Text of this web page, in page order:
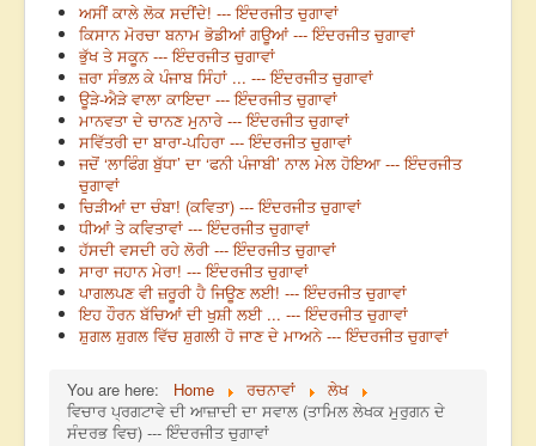
ਅਸੀਂ ਕਾਲੇ ਲੋਕ ਸਦੀਂਦੇ! --- ਇੰਦਰਜੀਤ ਚੁਗਾਵਾਂ
ਕਿਸਾਨ ਮੋਰਚਾ ਬਨਾਮ ਭੋਡੀਆਂ ਗਊਆਂ --- ਇੰਦਰਜੀਤ ਚੁਗਾਵਾਂ
ਭੁੱਖ ਤੇ ਸਕੂਨ --- ਇੰਦਰਜੀਤ ਚੁਗਾਵਾਂ
ਜ਼ਰਾ ਸੰਭਲ਼ ਕੇ ਪੰਜਾਬ ਸਿੰਹਾਂ ... --- ਇੰਦਰਜੀਤ ਚੁਗਾਵਾਂ
ਊੜੇ-ਐੜੇ ਵਾਲਾ ਕਾਇਦਾ --- ਇੰਦਰਜੀਤ ਚੁਗਾਵਾਂ
ਮਾਨਵਤਾ ਦੇ ਚਾਨਣ ਮੁਨਾਰੇ --- ਇੰਦਰਜੀਤ ਚੁਗਾਵਾਂ
ਸਵਿੱਤਰੀ ਦਾ ਬਾਰਾ-ਪਹਿਰਾ --- ਇੰਦਰਜੀਤ ਚੁਗਾਵਾਂ
ਜਦੋਂ ‘ਲਾਫਿੰਗ ਬੁੱਧਾ’ ਦਾ ‘ਫਨੀ ਪੰਜਾਬੀ’ ਨਾਲ ਮੇਲ ਹੋਇਆ --- ਇੰਦਰਜੀਤ
ਚੁਗਾਵਾਂ
ਚਿੜੀਆਂ ਦਾ ਚੰਬਾ! (ਕਵਿਤਾ) --- ਇੰਦਰਜੀਤ ਚੁਗਾਵਾਂ
ਧੀਆਂ ਤੇ ਕਵਿਤਾਵਾਂ --- ਇੰਦਰਜੀਤ ਚੁਗਾਵਾਂ
ਹੱਸਦੀ ਵਸਦੀ ਰਹੇ ਲੋਰੀ --- ਇੰਦਰਜੀਤ ਚੁਗਾਵਾਂ
ਸਾਰਾ ਜਹਾਨ ਮੇਰਾ! --- ਇੰਦਰਜੀਤ ਚੁਗਾਵਾਂ
ਪਾਗਲਪਣ ਵੀ ਜ਼ਰੂਰੀ ਹੈ ਜਿਊਣ ਲਈ! --- ਇੰਦਰਜੀਤ ਚੁਗਾਵਾਂ
ਇਹ ਹੌਰਨ ਬੱਚਿਆਂ ਦੀ ਖੁਸ਼ੀ ਲਈ ... --- ਇੰਦਰਜੀਤ ਚੁਗਾਵਾਂ
ਸ਼ੁਗਲ ਸ਼ੁਗਲ ਵਿੱਚ ਸ਼ੁਗਲੀ ਹੋ ਜਾਣ ਦੇ ਮਾਅਨੇ --- ਇੰਦਰਜੀਤ ਚੁਗਾਵਾਂ
You are here: Home ਰਚਨਾਵਾਂ
ਲੇਖ
ਵਿਚਾਰ ਪ੍ਰਗਟਾਵੇ ਦੀ ਆਜ਼ਾਦੀ ਦਾ ਸਵਾਲ (ਤਾਮਿਲ ਲੇਖਕ ਮੁਰੁਗਨ ਦੇ
ਸੰਦਰਭ ਵਿਚ) --- ਇੰਦਰਜੀਤ ਚੁਗਾਵਾਂ